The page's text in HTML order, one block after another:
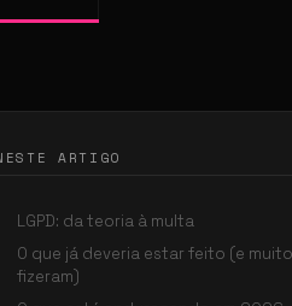
ARTIGO
LGPD: da teoria à multa
O que já deveria estar feito (e
fizeram)